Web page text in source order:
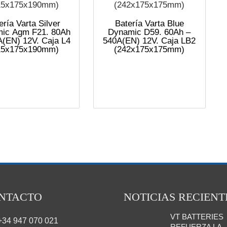
Varta Silver
Agm F21. 80Ah
12V. Caja L4
Batería Varta Blue
Dynamic D59. 60Ah –
540A(EN) 12V. Caja LB2
(242x175x175mm)
947 070 021
NOTICIAS
VT BATTERIES